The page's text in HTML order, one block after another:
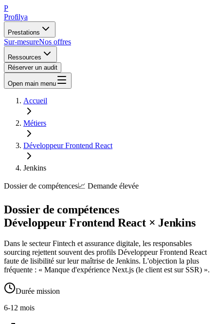
P
Profilya
Prestations
Sur-mesureNos offres
Ressources
Réserver un audit
Open main menu
Accueil
Métiers
Développeur Frontend React
Jenkins
Dossier de compétences📈 Demande élevée
Dossier de compétences
Développeur Frontend React× Jenkins
Dans le secteur Fintech et assurance digitale, les responsables
sourcing rejettent souvent des profils Développeur Frontend React
faute de lisibilité sur leur maîtrise de Jenkins. L'objection la plus
fréquente : « Manque d'expérience Next.js (le client est sur SSR) ».
Durée mission
6-12 mois